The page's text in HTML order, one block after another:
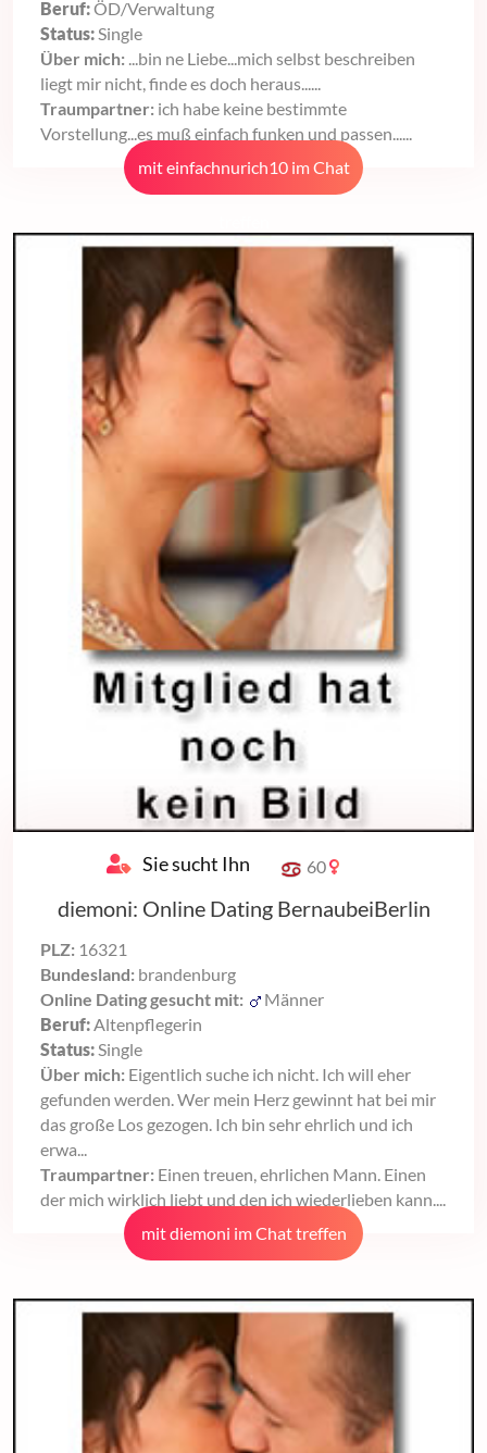
Beruf:ÖD/Verwaltung
Status:Single
Über mich: ...bin ne Liebe...mich selbst beschreiben
liegt mir nicht, finde es doch heraus......
Traumpartner: ich habe keine bestimmte
Vorstellung...es muß einfach funken und passen......
mit einfachnurich10 im Chat
Sie sucht Ihn 60
diemoni: Online Dating BernaubeiBerlin
PLZ: 16321
Bundesland: brandenburg
Online Dating gesucht mit:
Männer
Beruf:Altenpflegerin
Status:Single
Über mich: Eigentlich suche ich nicht. Ich will eher
gefunden werden. Wer mein Herz gewinnt hat bei mir
das große Los gezogen. Ich bin sehr ehrlich und ich
erwa...
Traumpartner: Einen treuen, ehrlichen Mann. Einen
der mich wirklich liebt und den ich wiederlieben kann....
mit diemoni im Chat treffen